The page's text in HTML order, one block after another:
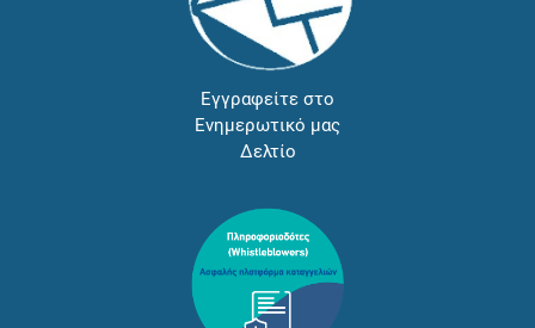
Εγγραφείτε στο
Ενημερωτικό μας
Δελτίο